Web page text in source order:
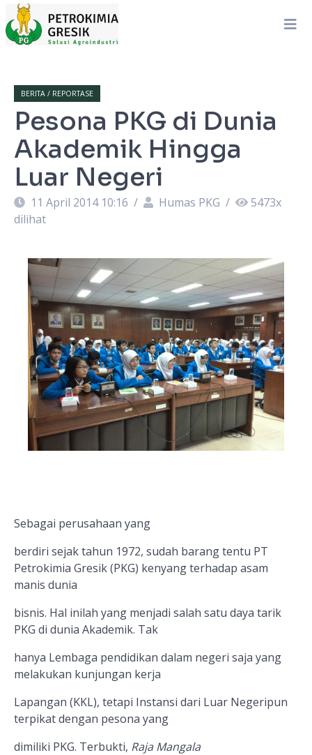
BERITA / REPORTASE
Pesona PKG di Dunia
Akademik Hingga
Luar Negeri
11 April 2014 10:16 / Humas PKG / 5473x
dilihat
Sebagai perusahaan yang
berdiri sejak tahun 1972, sudah barang tentu PT
Petrokimia Gresik (PKG) kenyang terhadap asam
manis dunia
bisnis. Hal inilah yang menjadi salah satu daya tarik
PKG di dunia Akademik. Tak
hanya Lembaga pendidikan dalam negeri saja yang
melakukan kunjungan kerja
Lapangan (KKL), tetapi Instansi dari Luar Negeripun
terpikat dengan pesona yang
dimiliki PKG. Terbukti, Raja Mangala